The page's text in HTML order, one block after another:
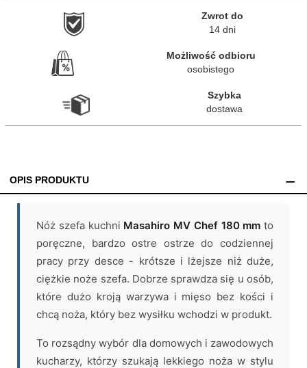
Zwrot do
14 dni
Możliwość odbioru
osobistego
Szybka
dostawa
OPIS PRODUKTU
Nóż szefa kuchni Masahiro MV Chef 180 mm to
poręczne, bardzo ostre ostrze do codziennej
pracy przy desce - krótsze i lżejsze niż duże,
ciężkie noże szefa. Dobrze sprawdza się u osób,
które dużo kroją warzywa i mięso bez kości i
chcą noża, który bez wysiłku wchodzi w produkt.
To rozsądny wybór dla domowych i zawodowych
kucharzy, którzy szukają lekkiego noża w stylu